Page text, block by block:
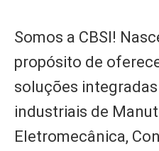
Somos a CBSI!
propósito de
soluções
industriais de
Eletromecânica,